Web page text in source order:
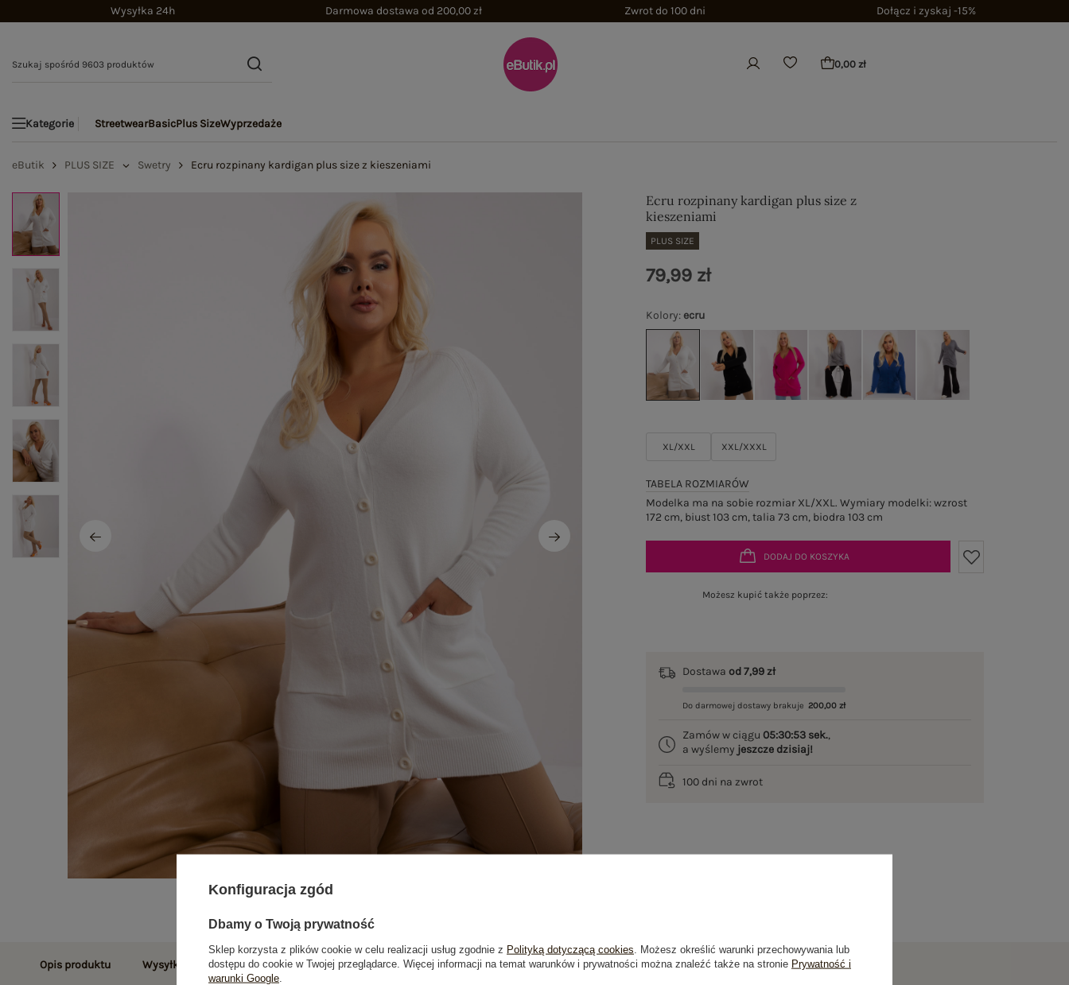
Wysyłka 24h Darmowa dostawa od 200,00 zł Zwrot do 100 dni Dołącz i zyskaj -15%
0,00 zł
Kategorie StreetwearBasicPlus SizeWyprzedaże
eButik PLUS SIZE Swetry Ecru rozpinany kardigan plus size z kieszeniami
Ecru rozpinany kardigan plus size z
kieszeniami
PLUS SIZE
Kolory: ecru
XL/XXL XXL/XXXL
TABELA ROZMIARÓW
Modelka ma na sobie rozmiar XL/XXL. Wymiary modelki: wzrost
172 cm, biust 103 cm, talia 73 cm, biodra 103 cm
79,99 zł
DODAJ DO KOSZYKA
Możesz kupić także poprzez:
Dostawaod 7,99 zł
Do darmowej dostawy brakuje 200,00 zł
Zamów w ciągu05:30:52 sek.,
a wyślemy jeszcze dzisiaj!
100 dni na zwrot
Opis produktu Wysyłka i dostawa Zwroty i reklamacje Opinie o produkcie(0)
Konfiguracja zgód
Dbamy o Twoją prywatność
Sklep korzysta z plików cookie w celu realizacji usług zgodnie z Polityką dotyczącą cookies . Możesz określić warunki przechowywania lub
dostępu do cookie w Twojej przeglądarce. Więcej informacji na temat warunków i prywatności można znaleźć także na stronie Prywatność i
warunki Google